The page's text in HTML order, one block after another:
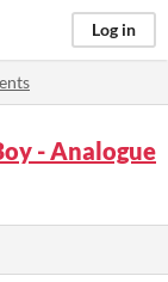
Log in
- Analogue